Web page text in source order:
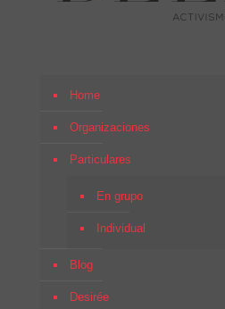
Home
Organizaciones
Particulares
En grupo
Individual
Blog
Desirée